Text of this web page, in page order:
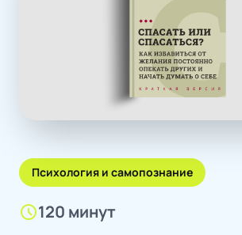
Психология и самопознание
schedule120 минут